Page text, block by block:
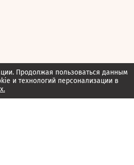
Продолжая пользоваться данным
и технологий персонализации в